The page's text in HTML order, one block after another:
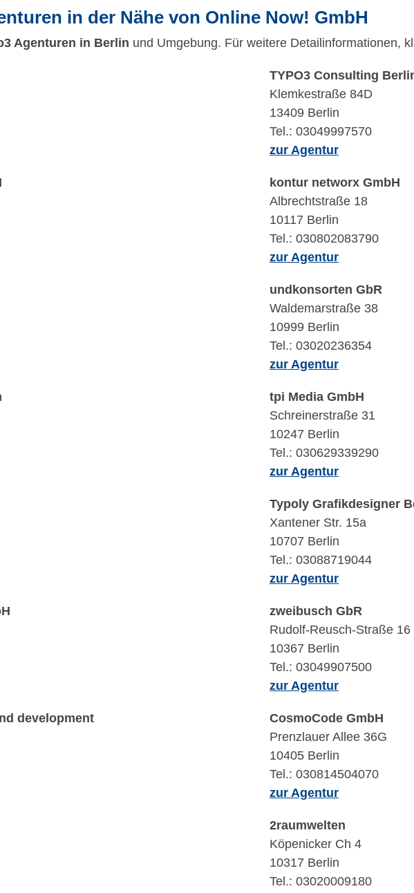
in der Nähe von Online Now! GmbH
Agenturen in Berlin und Umgebung. Für weitere Detailinformationen,
TYPO3 Consulting
Klemkestraße 84D
13409 Berlin
Tel.: 03049997570
zur Agentur
kontur networx GmbH
Albrechtstraße 18
10117 Berlin
Tel.: 030802083790
zur Agentur
undkonsorten GbR
Waldemarstraße 38
10999 Berlin
Tel.: 03020236354
zur Agentur
tpi Media GmbH
Schreinerstraße 31
10247 Berlin
Tel.: 030629339290
zur Agentur
Typoly Grafikdesigner
Xantener Str. 15a
10707 Berlin
Tel.: 03088719044
zur Agentur
zweibusch GbR
Rudolf-Reusch-Straße 16
10367 Berlin
Tel.: 03049907500
zur Agentur
development
CosmoCode GmbH
Prenzlauer Allee 36G
10405 Berlin
Tel.: 030814504070
zur Agentur
2raumwelten
Köpenicker Ch 4
10317 Berlin
Tel.: 03020009180